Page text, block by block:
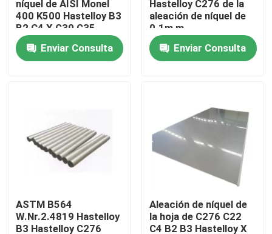
Material Inconel 625
Incoloy 800H
Hastelloy C 22
níquel de AISI Monel
400 K500 Hastelloy B3
B2 C4 X G30 G35
C276
Enviar Consulta
Hastelloy C276 de la
aleación de níquel de
0.1m m
Enviar Consulta
ASTM B564
W.Nr.2.4819 Hastelloy
B3 Hastelloy C276
Aleación de níquel de
la hoja de C276 C22
C4 B2 B3 Hastelloy X